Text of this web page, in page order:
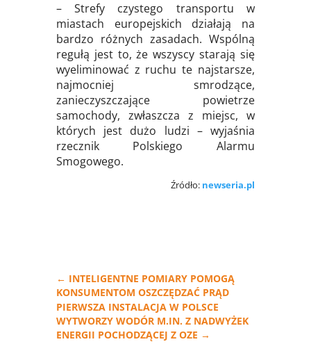
– Strefy czystego transportu w
miastach europejskich działają na
bardzo różnych zasadach. Wspólną
regułą jest to, że wszyscy starają się
wyeliminować z ruchu te najstarsze,
najmocniej smrodzące,
zanieczyszczające powietrze
samochody, zwłaszcza z miejsc, w
których jest dużo ludzi – wyjaśnia
rzecznik Polskiego Alarmu
Smogowego.
Źródło: newseria.pl
← INTELIGENTNE POMIARY POMOGĄ
KONSUMENTOM OSZCZĘDZAĆ PRĄD
PIERWSZA INSTALACJA W POLSCE
WYTWORZY WODÓR M.IN. Z NADWYŻEK
ENERGII POCHODZĄCEJ Z OZE →